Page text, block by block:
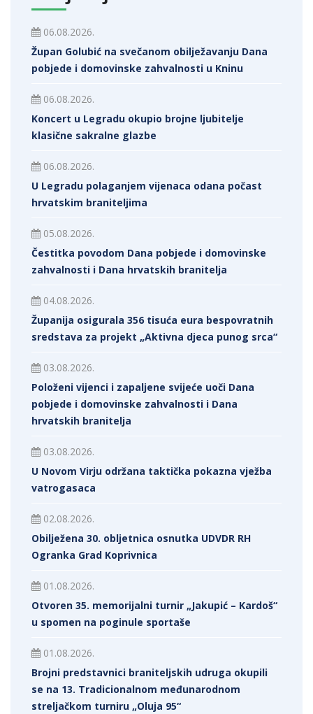
06.08.2026.
Župan Golubić na svečanom obilježavanju Dana
pobjede i domovinske zahvalnosti u Kninu
06.08.2026.
Koncert u Legradu okupio brojne ljubitelje
klasične sakralne glazbe
06.08.2026.
U Legradu polaganjem vijenaca odana počast
hrvatskim braniteljima
05.08.2026.
Čestitka povodom Dana pobjede i domovinske
zahvalnosti i Dana hrvatskih branitelja
04.08.2026.
Županija osigurala 356 tisuća eura bespovratnih
sredstava za projekt „Aktivna djeca punog srca“
03.08.2026.
Položeni vijenci i zapaljene svijeće uoči Dana
pobjede i domovinske zahvalnosti i Dana
hrvatskih branitelja
03.08.2026.
U Novom Virju održana taktička pokazna vježba
vatrogasaca
02.08.2026.
Obilježena 30. obljetnica osnutka UDVDR RH
Ogranka Grad Koprivnica
01.08.2026.
Otvoren 35. memorijalni turnir „Jakupić – Kardoš“
u spomen na poginule sportaše
01.08.2026.
Brojni predstavnici braniteljskih udruga okupili
se na 13. Tradicionalnom međunarodnom
streljačkom turniru „Oluja 95“